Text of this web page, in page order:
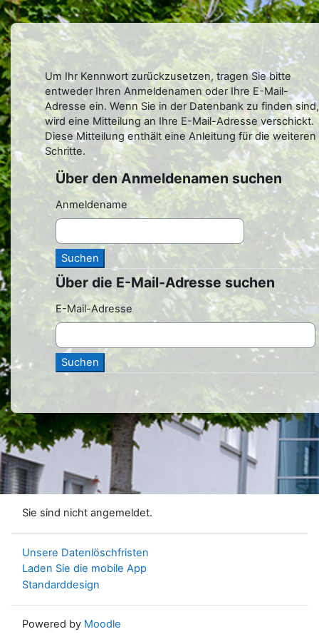
Zum Hauptinhalt
Um Ihr Kennwort zurückzusetzen, tragen Sie bitte
entweder Ihren Anmeldenamen oder Ihre E-Mail-
Adresse ein. Wenn Sie in der Datenbank zu finden sind,
wird eine Mitteilung an Ihre E-Mail-Adresse verschickt.
Diese Mitteilung enthält eine Anleitung für die weiteren
Schritte.
Über den Anmeldenamen suchen
Über den Anmeldenamen suchen
Anmeldename
Über die E-Mail-Adresse suchen
Über die E-Mail-Adresse suchen
E-Mail-Adresse
Sie sind nicht angemeldet.
Unsere Datenlöschfristen
Laden Sie die mobile App
Standarddesign
Powered by Moodle